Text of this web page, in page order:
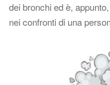
dei bronchi ed è,
nei confronti di una